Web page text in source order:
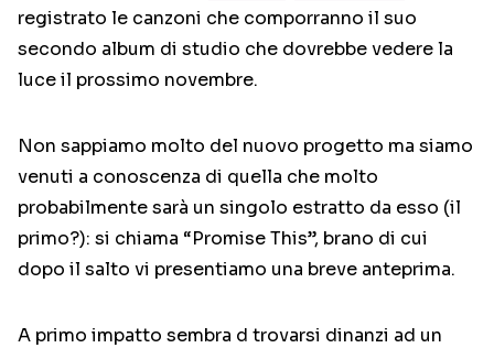
registrato le canzoni che comporranno il suo
secondo album di studio che dovrebbe vedere la
luce il prossimo novembre.
Non sappiamo molto del nuovo progetto ma siamo
venuti a conoscenza di quella che molto
probabilmente sarà un singolo estratto da esso (il
primo?): si chiama “Promise This”, brano di cui
dopo il salto vi presentiamo una breve anteprima.
A primo impatto sembra d trovarsi dinanzi ad un